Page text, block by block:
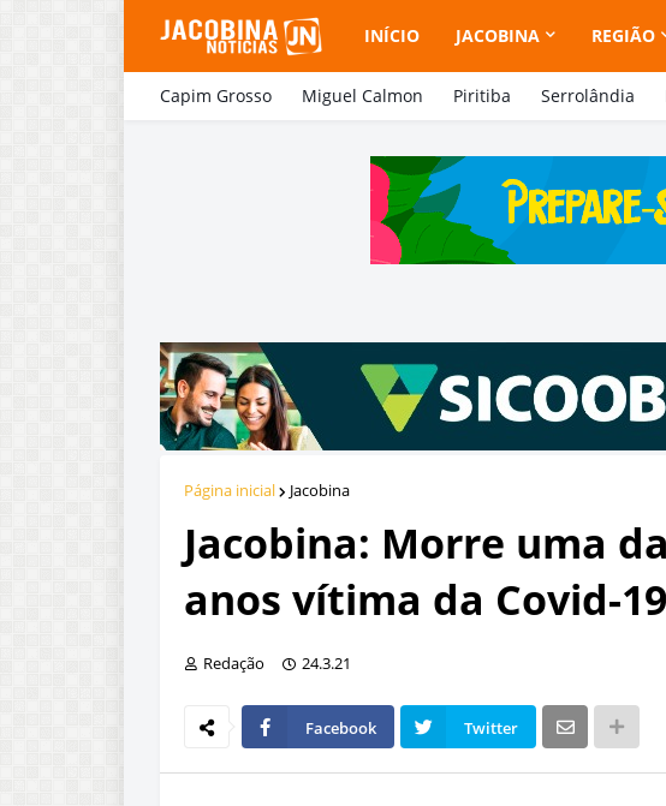
INÍCIO JACOBINA REGIÃO
Capim Grosso Miguel Calmon Piritiba Serrolândia
Página inicial Jacobina
Jacobina: Morre uma
anos vítima da Covid-19
Redação 24.3.21
Facebook Twitter